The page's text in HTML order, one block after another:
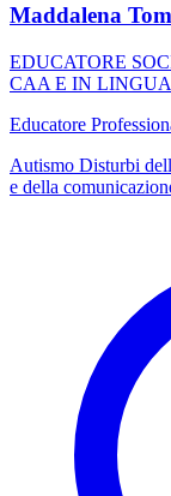
Maddalena
EDUCATORE
CAA E IN
Educatore
Autismo Disturbi
e della